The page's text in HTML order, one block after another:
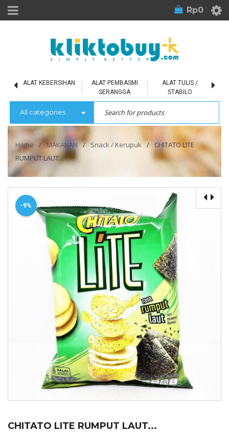
Rp0
ALAT KEBERSIHAN
ALAT PEMBASMI
SERANGGA
ALAT TULIS /
STABILO
All categories
Home / MAKANAN / Snack / Kerupuk /
CHITATO LITE
RUMPUT LAUT...
-9%
CHITATO LITE RUMPUT LAUT...